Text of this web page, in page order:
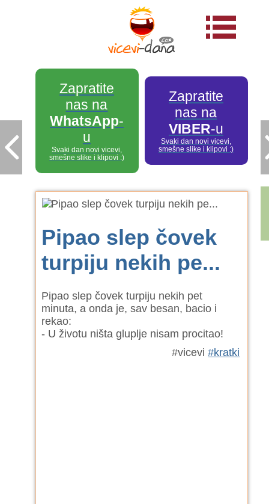
Zapratite
nas na
WhatsApp-
u
Svaki dan novi vicevi,
smešne slike i klipovi :)
Zapratite
nas na
VIBER-u
Svaki dan novi vicevi,
smešne slike i klipovi :)
Pipao slep čovek
turpiju nekih pe...
Pipao slep čovek turpiju nekih pet
minuta, a onda je, sav besan, bacio i
rekao:
- U životu ništa gluplje nisam procitao!
#vicevi#kratki